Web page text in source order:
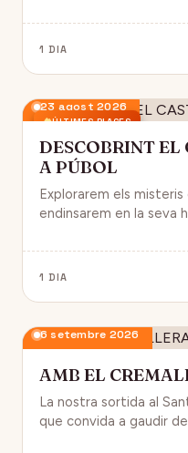
1 DIA
ÚLTIMES PLACES
23 agost 2026
DESCOBRINT
A PÚBOL
Explorarem els
endinsarem en la seva
1 DIA
6 setembre 2026
AMB EL
La nostra sortida al
que convida a gaudir